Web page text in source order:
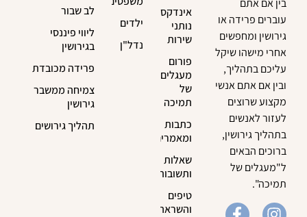
בין אם אתם
עוברים פרידה או
גירושין ומחפשים
אחרי מישהו שיקל
עליכם בתהליך,
ובין אם אתם אנשי
מקצוע שרוצים
לעזור לאנשים
בתהליך גירושין,
ברוכים הבאים
ל"מעגלים של
תמיכה".
אינדקס
נותני
שירות
פורום
מעגלים
של
תמיכה
כתבות
ומאמרים
שאלות
ותשובות
טיפים
והשראה
ילדים
נדל"ן
לב שבור
ליווי פיננסי
בגירושין
פרידה מכובדת
צמיחה ממשבר
גירושין
תהליך גירושים